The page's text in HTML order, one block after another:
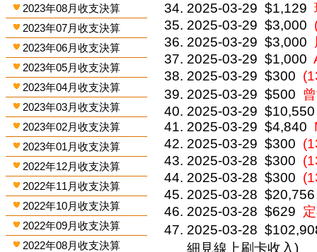
2023年08月收支決算
2023年07月收支決算
2023年06月收支決算
2023年05月收支決算
2023年04月收支決算
2023年03月收支決算
2023年02月收支決算
2023年01月收支決算
2022年12月收支決算
2022年11月收支決算
2022年10月收支決算
2022年09月收支決算
2022年08月收支決算
2025-03-29 $1,129
2025-03-29 $3,000
2025-03-29 $3,000
2025-03-29 $1,000
2025-03-29 $300
2025-03-29 $500
2025-03-29 $10,550
2025-03-29 $4,840
2025-03-29 $300
2025-03-28 $300
2025-03-28 $300
2025-03-28 $20,756
2025-03-28 $629
2025-03-28
細見線上刷卡收入)